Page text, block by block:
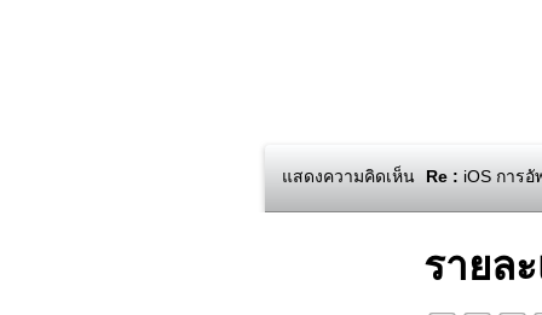
แสดงความคิดเห็น Re : iOS การ
รายล